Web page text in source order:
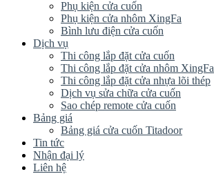
Phụ kiện cửa cuốn
Phụ kiện cửa nhôm XingFa
Bình lưu điện cửa cuốn
Dịch vụ
Thi công lắp đặt cửa cuốn
Thi công lắp đặt cửa nhôm XingFa
Thi công lắp đặt cửa nhựa lõi thép
Dịch vụ sửa chữa cửa cuốn
Sao chép remote cửa cuốn
Bảng giá
Bảng giá cửa cuốn Titadoor
Tin tức
Nhận đại lý
Liên hệ